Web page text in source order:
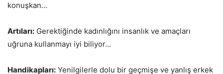
konuşkan…
Artıları: Gerektiğinde kadınlığını insanlık ve amaçları
uğruna kullanmayı iyi biliyor…
Handikapları: Yenilgilerle dolu bir geçmişe ve yanlış erkek